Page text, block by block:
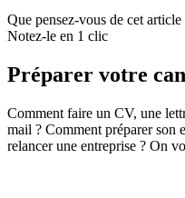
Que pensez-vous de cet article
Notez-le en 1 clic
Préparer votre
Comment faire un CV, une
mail ? Comment préparer son
relancer une entreprise ? On